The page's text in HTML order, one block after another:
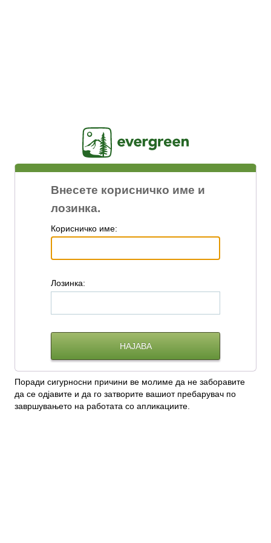
Внесете корисничко име и
лозинка.
Корисничко име:
Лозинка:
Поради сигурносни причини ве молиме да не заборавите
да се одјавите и да го затворите вашиот пребарувач по
завршувањето на работата со апликациите.